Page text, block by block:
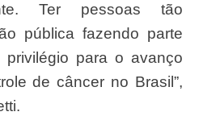
Ter pessoas tão
pública fazendo parte
para o avanço
de câncer no Brasil”,